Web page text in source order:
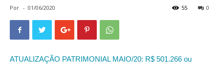
Por - 01/06/2020 0
55
ATUALIZAÇÃO PATRIMONIAL MAIO/20: R$ 501.266 ou